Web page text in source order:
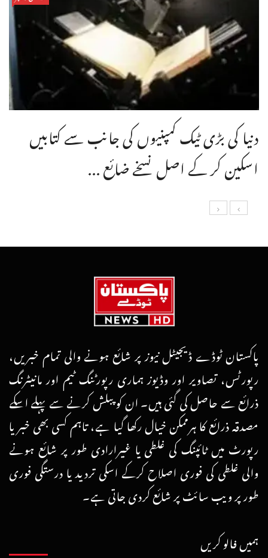
دنیا کی بڑی ٹیک کمپنیوں کی جانب سے کتابیں
اسکین کر کے اصل نسخے ضائع ...
پاکستان ٹوڈے ڈیجیٹل نیوز پر شائع ہونے والی تمام خبریں،
رپورٹس، تصاویر اور وڈیوز ہماری رپورٹنگ ٹیم اور مانیٹرنگ
ذرائع سے حاصل کی گئی ہیں۔ ان کو پبلش کرنے سے پہلے اسکے
مصدقہ ذرائع کا ہرممکن خیال رکھا گیا ہے، تاہم کسی بھی خبر یا
رپورٹ میں ٹائپنگ کی غلطی یا غیرارادی طور پر شائع ہونے
والی غلطی کی فوری اصلاح کرکے اسکی تردید یا درستگی فوری
طور پر ویب سائٹ پر شائع کردی جاتی ہے۔
ہمیں فالو کریں